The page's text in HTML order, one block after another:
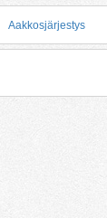
Aakkosjärjestys